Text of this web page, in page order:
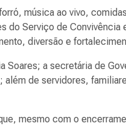
música ao vivo,
Serviço de Convivência
diversão e
Soares; a secretária de
de servidores,
mesmo com o